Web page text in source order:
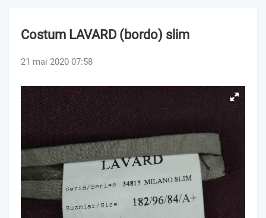
Costum LAVARD (bordo) slim
21 mai 2020 07:58